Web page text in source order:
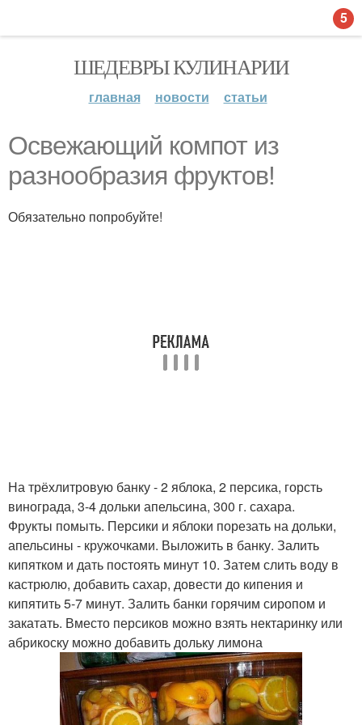
ШЕДЕВРЫ КУЛИНАРИИ
главная новости статьи
Освежающий компот из
разнообразия фруктов!
Обязательно попробуйте!
На трёхлитровую банку - 2 яблока, 2 персика, горсть
винограда, 3-4 дольки апельсина, 300 г. сахара.
Фрукты помыть. Персики и яблоки порезать на дольки,
апельсины - кружочками. Выложить в банку. Залить
кипятком и дать постоять минут 10. Затем слить воду в
кастрюлю, добавить сахар, довести до кипения и
кипятить 5-7 минут. Залить банки горячим сиропом и
закатать. Вместо персиков можно взять нектаринку или
абрикоску можно добавить дольку лимона
5